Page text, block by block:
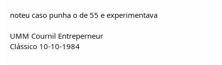
noteu caso punha o de 55 e experimentava
UMM Cournil Entreperneur
Clássico 10-10-1984